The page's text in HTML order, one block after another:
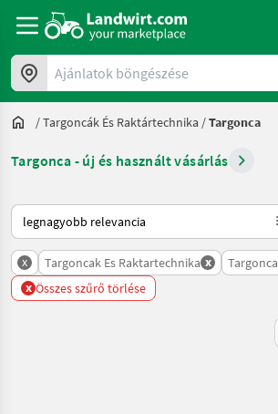
Ajánlatok böngészése
/Targoncák És Raktártechnika /Targonca
Targonca - új és használt vásárlás
Így van sorba rendezve a Landwirt.com-on
x Targoncak Es Raktartechnika x Targonca
x Összes szűrő törlése